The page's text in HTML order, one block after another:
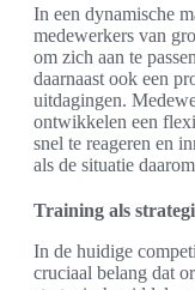
In een dynamische
medewerkers van
om zich aan te
daarnaast ook een
uitdagingen.
ontwikkelen een
snel te reageren en
als de situatie
Training als
In de huidige
cruciaal belang dat